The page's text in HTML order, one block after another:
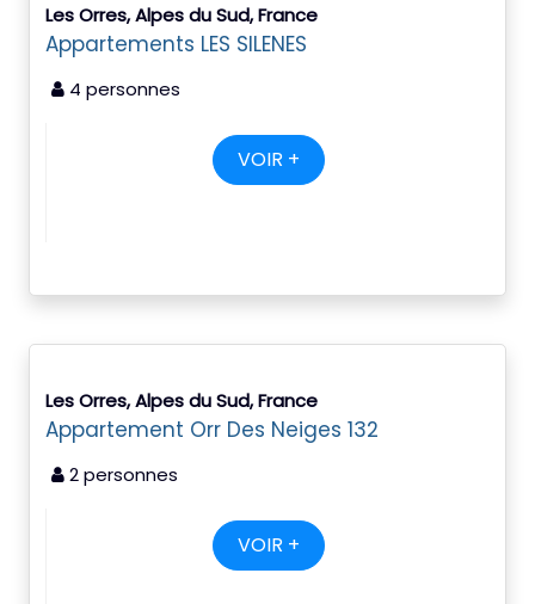
Les Orres, Alpes du Sud, France
Appartements LES SILENES
4 personnes
VOIR +
Les Orres, Alpes du Sud, France
Appartement Orr Des Neiges 132
2 personnes
VOIR +